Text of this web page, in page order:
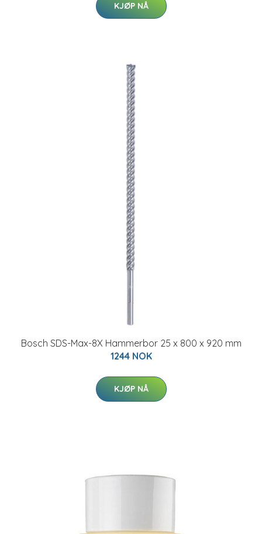
KJØP NÅ
Bosch SDS-Max-8X Hammerbor 25 x 800 x 920 mm
1244 NOK
KJØP NÅ